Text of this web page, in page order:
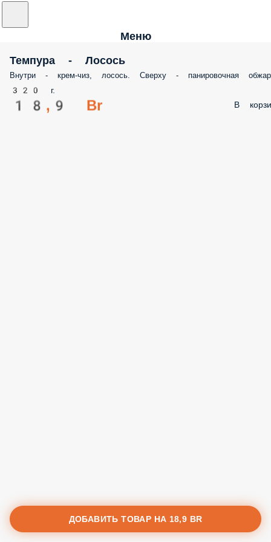
Меню
Темпура - Лосось
Внутри - крем-чиз, лосось. Сверху - панировочная
320 г.
18,9 Br В
ДОБАВИТЬ ТОВАР НА 18,9 BR